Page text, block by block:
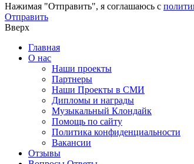
Нажимая "Отправить", я соглашаюсь с
Отправить
Вверх
Главная
О нас
Наши проекты
Партнеры
Наши Проекты в СМИ
Дипломы и награды
Музыкальный Клондайк
Помощь по сайту
Политика конфиденциальности
Вакансии
Отзывы